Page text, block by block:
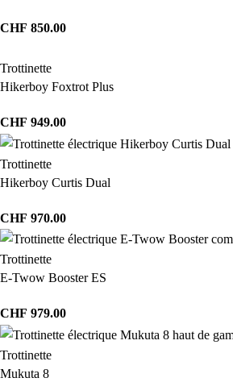
CHF 850.00
Trottinette
Hikerboy Foxtrot Plus
CHF 949.00
Trottinette
Hikerboy Curtis Dual
CHF 970.00
Trottinette
E-Twow Booster ES
CHF 979.00
Trottinette
Mukuta 8